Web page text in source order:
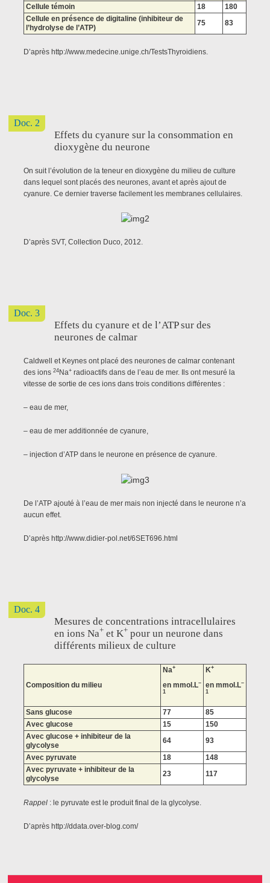
Cellule témoin 18
180
Cellule en présence de digitaline (inhibiteur de
l’hydrolyse de l’ATP)
75 83
D’après http://www.medecine.unige.ch/TestsThyroidiens.
Doc. 2
Effets du cyanure sur la consommation en
dioxygène du neurone
On suit l’évolution de la teneur en dioxygène du milieu de culture
dans lequel sont placés des neurones, avant et après ajout de
cyanure. Ce dernier traverse facilement les membranes cellulaires.
D’après SVT, Collection Duco, 2012.
Doc. 3
Effets du cyanure et de l’ATP sur des
neurones de calmar
Caldwell et Keynes ont placé des neurones de calmar contenant
des ions 24Na+radioactifs dans de l’eau de mer. Ils ont mesuré la
vitesse de sortie de ces ions dans trois conditions différentes :
– eau de mer,
– eau de mer additionnée de cyanure,
– injection d’ATP dans le neurone en présence de cyanure.
De l’ATP ajouté à l’eau de mer mais non injecté dans le neurone n’a
aucun effet.
D’après http://www.didier-pol.net/6SET696.html
Doc. 4
Mesures de concentrations intracellulaires
en ions Na+et K+pour un neurone dans
différents milieux de culture
Composition du milieu
Na+
en mmol.L–
1
K+
en mmol.L–
1
Sans glucose 77
85
Avec glucose
15
150
Avec glucose + inhibiteur de la
glycolyse
64
93
Avec pyruvate
18
148
Avec pyruvate + inhibiteur de la
glycolyse
23 117
Rappel: le pyruvate est le produit final de la glycolyse.
D’après http://ddata.over-blog.com/